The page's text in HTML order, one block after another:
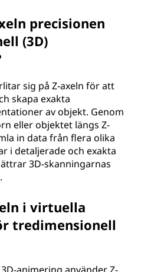
precisionen
(3D)
sig på Z-axeln för att
skapa exakta
av objekt. Genom
eller objektet längs Z-
in data från flera olika
i detaljerade och exakta
3D-skanningarnas
i virtuella
tredimensionell